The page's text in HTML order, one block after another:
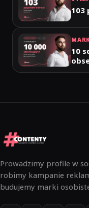
103
10
Prowadzimy profile w
robimy kampanie
budujemy marki